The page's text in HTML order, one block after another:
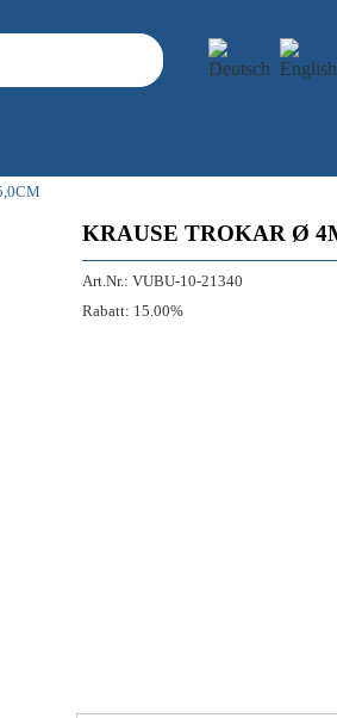
KRAUSE TROKAR Ø
Art.Nr.: VUBU-10-21340
Rabatt: 15.00%